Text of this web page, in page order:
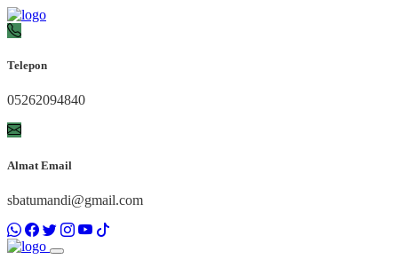
Telepon
05262094840
Almat Email
sbatumandi@gmail.com